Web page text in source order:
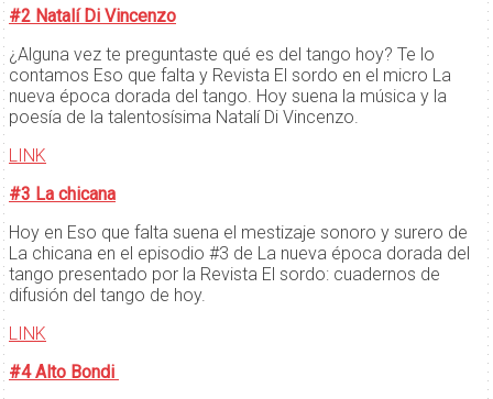
#2 Natalí Di Vincenzo
¿Alguna vez te preguntaste qué es del tango hoy? Te lo
contamos Eso que falta y Revista El sordo en el micro La
nueva época dorada del tango. Hoy suena la música y la
poesía de la talentosísima Natalí Di Vincenzo.
LINK
#3 La chicana
Hoy en Eso que falta suena el mestizaje sonoro y surero de
La chicana en el episodio #3 de La nueva época dorada del
tango presentado por la Revista El sordo: cuadernos de
difusión del tango de hoy.
LINK
#4 Alto Bondi